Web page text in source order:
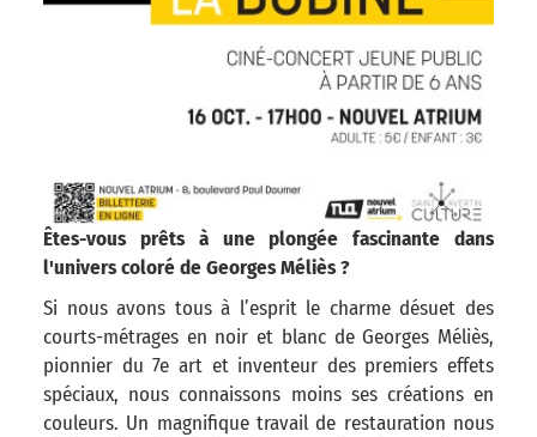
Êtes-vous prêts à une plongée fascinante dans
l'univers coloré de Georges Méliès ?
Si nous avons tous à l’esprit le charme désuet des
courts-métrages en noir et blanc de Georges Méliès,
pionnier du 7e art et inventeur des premiers effets
spéciaux, nous connaissons moins ses créations en
couleurs. Un magnifique travail de restauration nous